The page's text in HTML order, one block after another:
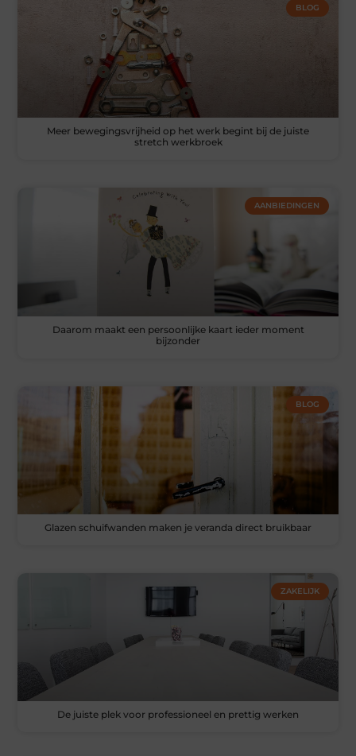
BLOG
Meer bewegingsvrijheid op het werk begint bij de juiste
stretch werkbroek
AANBIEDINGEN
Daarom maakt een persoonlijke kaart ieder moment
bijzonder
BLOG
Glazen schuifwanden maken je veranda direct bruikbaar
ZAKELIJK
De juiste plek voor professioneel en prettig werken